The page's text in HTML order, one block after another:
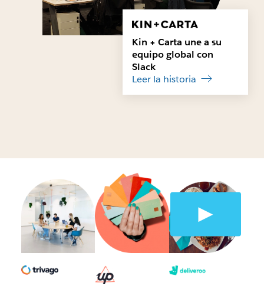
Kin + Carta une a su
equipo global con
Slack
Leer la historia